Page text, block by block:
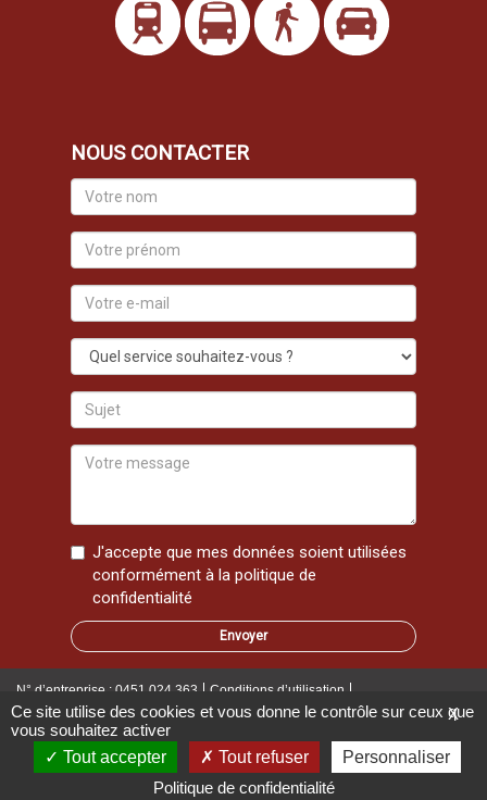
NOUS CONTACTER
Votre
nom
Votre
prénom
Votre
e-
mail
Quel
service
souhaitez-
vous
Sujet
Votre
J'accepte que mes données soient utilisées
conformément à la politique de
confidentialité
N° d’entreprise : 0451.024.363 Conditions d’utilisation
Politique de confidentialité
Ce site a été réalisé par Black Hillset Stanygraphics © 2026 - Tous droits
X
Ce site utilise des cookies et vous donne le contrôle sur ceux que
vous souhaitez activer
Tout accepter
Tout refuser
Personnaliser
Politique de confidentialité